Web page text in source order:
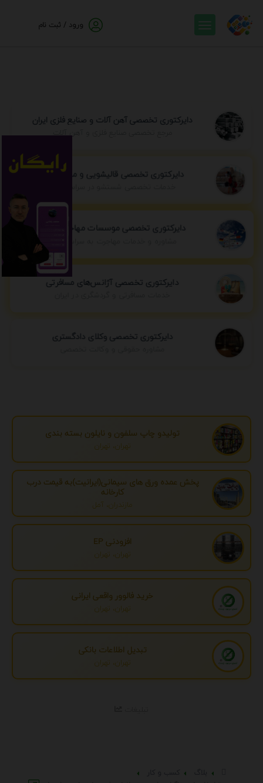
ورود / ثبت نام
دایرکتوری تخصصی آهن آلات و صنایع فلزی ایران
مرجع تخصصی صنایع فلزی و آهن آلات
دایرکتوری تخصصی قالیشویی و مبل شویی
دایرکتوری تخصصی موسسات مهاجرتی ایران
مشاوره و خدمات مهاجرت به سراسر جهان
دایرکتوری تخصصی آژانس‌های مسافرتی
دایرکتوری تخصصی وکلای دادگستری
تولیدو چاپ سلفون و نایلون بسته بندی
تهران، تهران
پخش عمده ورق های سیمانی(ایرانیت)به قیمت درب
کارخانه
مازندران، آمل
افزودنی EP
تهران، تهران
خرید فالوور واقعی ایرانی
تهران، تهران
تبدیل اطلاعات بانکی
تهران، تهران